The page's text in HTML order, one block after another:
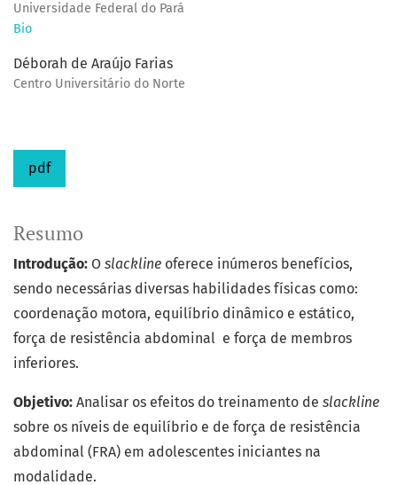
Universidade Federal do Pará
Bio
Déborah de Araújo Farias
Centro Universitário do Norte
pdf
Resumo
Introdução: O slackline oferece inúmeros benefícios,
sendo necessárias diversas habilidades físicas como:
coordenação motora, equilíbrio dinâmico e estático,
força de resistência abdominal e força de membros
inferiores.
Objetivo: Analisar os efeitos do treinamento de slackline
sobre os níveis de equilíbrio e de força de resistência
abdominal (FRA) em adolescentes iniciantes na
modalidade.